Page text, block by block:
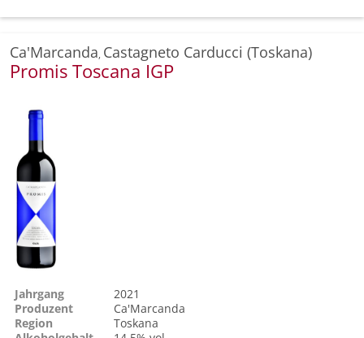
Ca'Marcanda, Castagneto Carducci (Toskana)
Promis Toscana IGP
Jahrgang
2021
Produzent
Ca'Marcanda
Region
Toskana